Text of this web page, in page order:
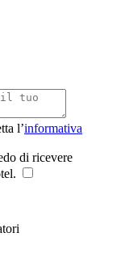
l’informativa
di ricevere